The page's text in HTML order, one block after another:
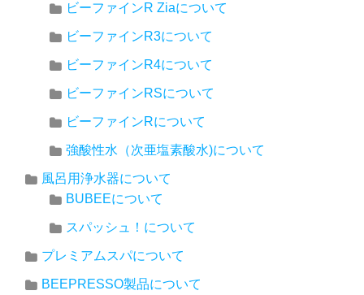
ビーファインR Ziaについて
ビーファインR3について
ビーファインR4について
ビーファインRSについて
ビーファインRについて
強酸性水（次亜塩素酸水)について
風呂用浄水器について
BUBEEについて
スパッシュ！について
プレミアムスパについて
BEEPRESSO製品について